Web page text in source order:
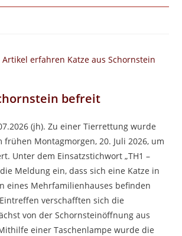
befreit
(jh). Zu einer Tierrettung wurde
frühen Montagmorgen, 20. Juli 2026, um
Unter dem Einsatzstichwort „TH1 –
Meldung ein, dass sich eine Katze in
eines Mehrfamilienhauses befinden
verschafften sich die
von der Schornsteinöffnung aus
einer Taschenlampe wurde die